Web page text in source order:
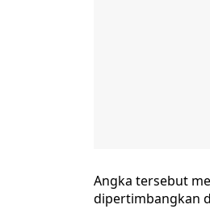
Angka tersebut
dipertimbangkan